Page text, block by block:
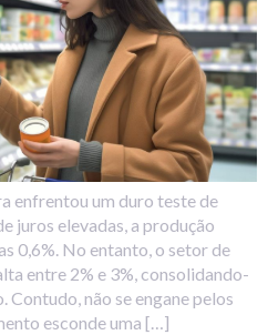
enfrentou um duro teste de
juros elevadas, a produção
0,6%. No entanto, o setor de
entre 2% e 3%, consolidando-
não se engane pelos
esconde uma […]